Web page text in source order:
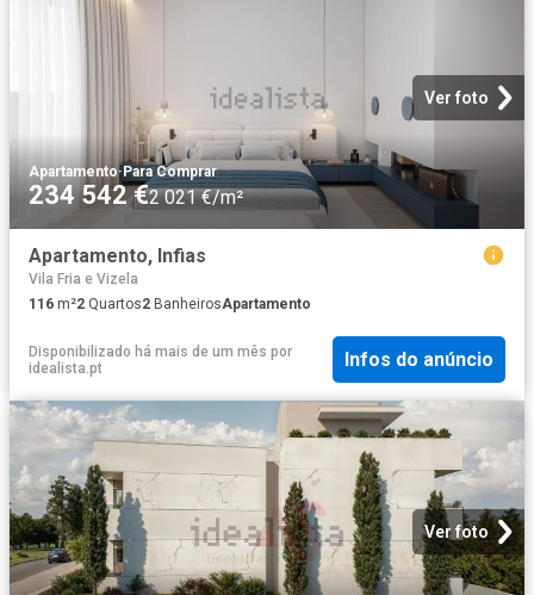
Ver foto
Apartamento· Para Comprar
234 542 €2 021 €/m²
Apartamento, Infias
Vila Fria e Vizela
116 m²2 Quartos2 BanheirosApartamento
Disponibilizado há mais de um mês por
idealista.pt
Infos do anúncio
Ver foto